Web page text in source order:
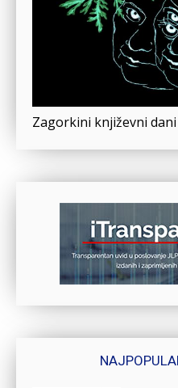
Zagorkini književni dani